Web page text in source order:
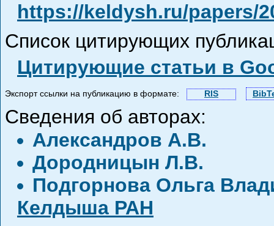
https://keldysh.ru/papers/
Список цитирующих
Цитирующие статьи в
Экспорт ссылки на публикацию в формате: RIS
Сведения об авторах:
Александров А.В.
Дородницын Л.В.
Подгорнова Ольга
Келдыша РАН